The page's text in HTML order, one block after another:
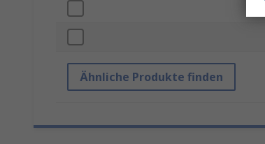
Ähnliche Produkte finden